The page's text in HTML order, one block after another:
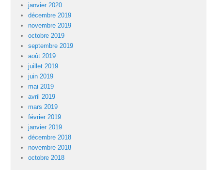
janvier 2020
décembre 2019
novembre 2019
octobre 2019
septembre 2019
août 2019
juillet 2019
juin 2019
mai 2019
avril 2019
mars 2019
février 2019
janvier 2019
décembre 2018
novembre 2018
octobre 2018